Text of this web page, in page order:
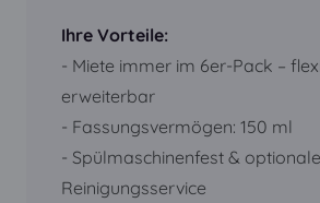
Ihre Vorteile:
- Miete immer im 6er-Pack –
erweiterbar
- Fassungsvermögen: 150 ml
- Spülmaschinenfest &
Reinigungsservice